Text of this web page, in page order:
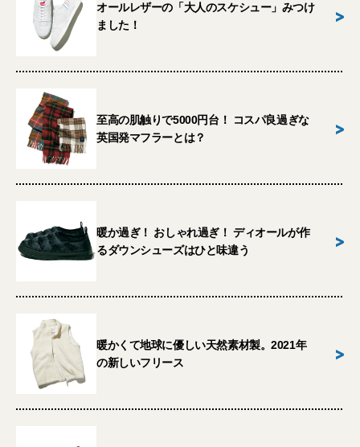
オールレザーの「大人のスケシュー」みつけ
ました！
>
至高の肌触りで5000円台！ コスパ良過ぎな
英国発マフラーとは？
>
暖か過ぎ！ おしゃれ過ぎ！ ディオールが作
るダウンシューズはひと味違う
>
暖かくて地球に優しい天然素材製。2021年
の新しいフリース
>